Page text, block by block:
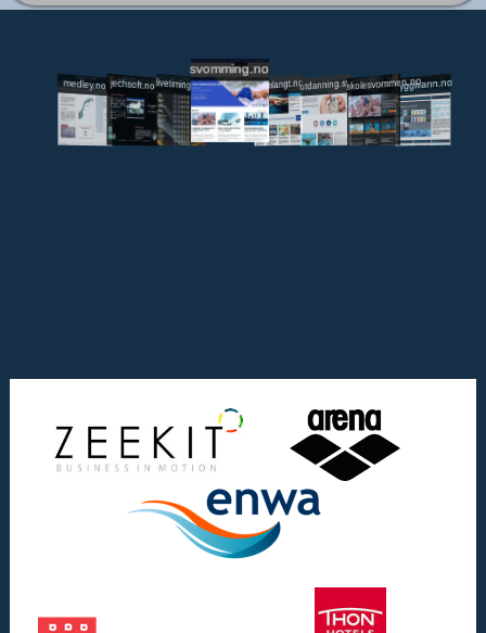
medley.no jechsoft.nolivetiming.medley.no
svomming.no
svomlangt.noutdanning.svomming.no
skolesvommen.notryggivann.no